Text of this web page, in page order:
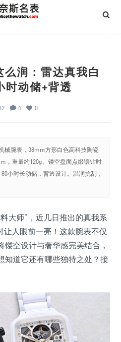
润：雷达真我白
时动储+背透
0 0
械腕表，38mm方形白色高科技陶瓷
，重量约120g。镂空盘面点缀镶钻时
小时长动储，背透设计。温润抗刮，
大师”，近几日推出的真我系
让人眼前一亮！这款腕表不仅
空设计与奢华感完美结合，
知道它还有哪些独特之处？接